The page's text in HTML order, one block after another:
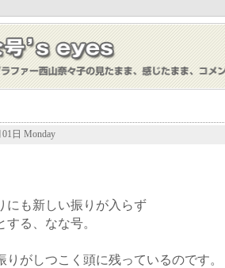
日 Monday
にも新しい振りが入らず
する、なな号。
りがしつこく頭に残っているのです。